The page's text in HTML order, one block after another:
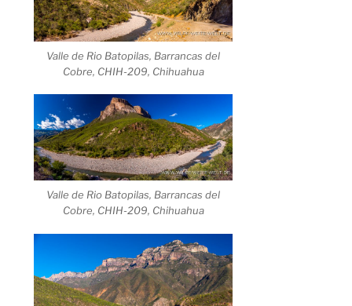
Valle de Rio Batopilas, Barrancas del
Cobre, CHIH-209, Chihuahua
Valle de Rio Batopilas, Barrancas del
Cobre, CHIH-209, Chihuahua